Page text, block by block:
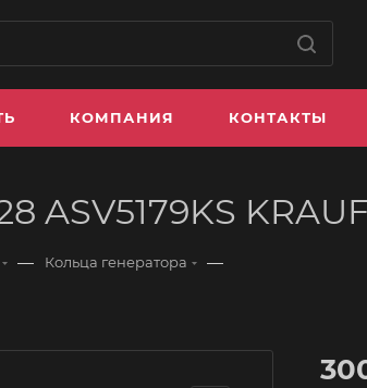
КОМПАНИЯ КОНТАКТЫ
ASV5179KS
— Кольца генератора —